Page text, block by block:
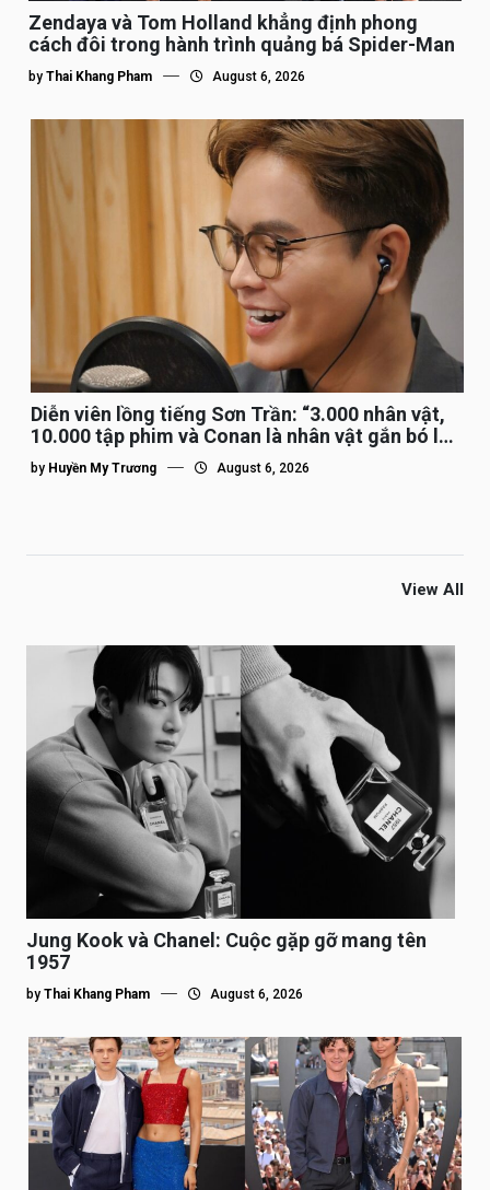
Zendaya và Tom Holland khẳng định phong
cách đôi trong hành trình quảng bá Spider-Man
by Thai Khang Pham August 6, 2026
Diễn viên lồng tiếng Sơn Trần: “3.000 nhân vật,
10.000 tập phim và Conan là nhân vật gắn bó lâu
nhất”
by Huyền My Trương August 6, 2026
View All
Jung Kook và Chanel: Cuộc gặp gỡ mang tên
1957
by Thai Khang Pham August 6, 2026